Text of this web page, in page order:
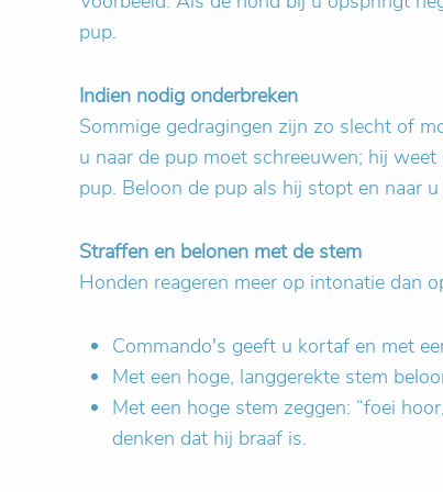
pup.
Indien nodig onderbreken
Sommige gedragingen zijn zo slecht of
u naar de pup moet schreeuwen; hij
pup. Beloon de pup als hij stopt en naar
Straffen en belonen met de stem
Honden reageren meer op intonatie dan
Commando's geeft u kortaf en met
Met een hoge, langgerekte stem
Met een hoge stem zeggen: “foei
denken dat hij braaf is.